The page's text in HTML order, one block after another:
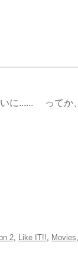
に...... ってか
2, Like IT!! Movies